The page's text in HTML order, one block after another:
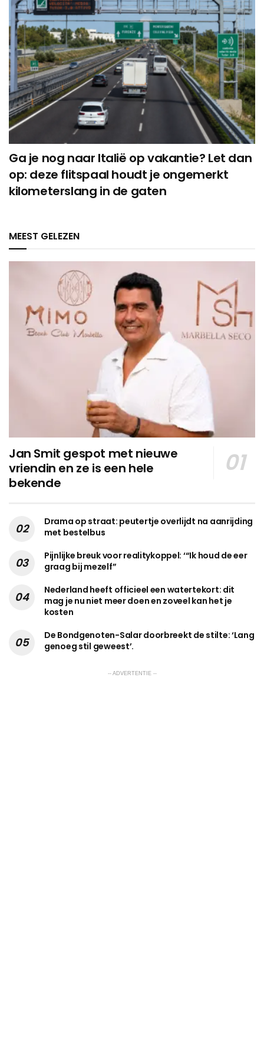
Ga je nog naar Italië op vakantie? Let dan
op: deze flitspaal houdt je ongemerkt
kilometerslang in de gaten
MEEST GELEZEN
Jan Smit gespot met nieuwe
vriendin en ze is een hele
bekende
Drama op straat: peutertje overlijdt na aanrijding
met bestelbus
Pijnlijke breuk voor realitykoppel: ‘“Ik houd de eer
graag bij mezelf”
Nederland heeft officieel een watertekort: dit
mag je nu niet meer doen en zoveel kan het je
kosten
De Bondgenoten-Salar doorbreekt de stilte: ‘Lang
genoeg stil geweest’.
-- ADVERTENTIE --